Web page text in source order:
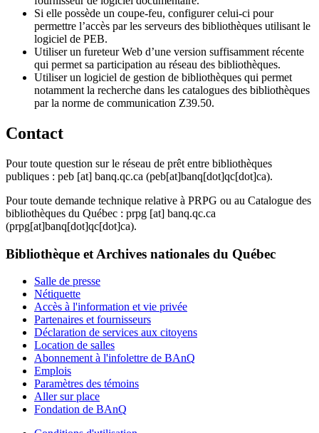
Si elle possède un coupe-feu, configurer celui-ci pour
permettre l’accès par les serveurs des bibliothèques utilisant le
logiciel de PEB.
Utiliser un fureteur Web d’une version suffisamment récente
qui permet sa participation au réseau des bibliothèques.
Utiliser un logiciel de gestion de bibliothèques qui permet
notamment la recherche dans les catalogues des bibliothèques
par la norme de communication Z39.50.
Contact
Pour toute question sur le réseau de prêt entre bibliothèques
publiques : peb [at] banq.qc.ca (peb[at]banq[dot]qc[dot]ca).
Pour toute demande technique relative à PRPG ou au Catalogue des
bibliothèques du Québec : prpg [at] banq.qc.ca
(prpg[at]banq[dot]qc[dot]ca).
Bibliothèque et Archives nationales du Québec
Salle de presse
Nétiquette
Accès à l'information et vie privée
Partenaires et fournisseurs
Déclaration de services aux citoyens
Location de salles
Abonnement à l'infolettre de BAnQ
Emplois
Paramètres des témoins
Aller sur place
Fondation de BAnQ